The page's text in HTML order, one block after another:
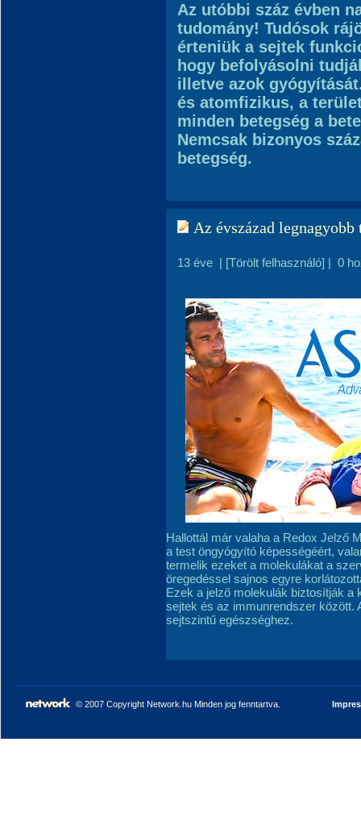
Az utóbbi száz évben
tudomány! Tudósok
érteniük a sejtek
hogy befolyásolni
illetve azok
és atomfizikus, a
minden betegség a
Nemcsak bizonyos
betegség.
Az évszázad
13 éve | [Törölt felhasználó] | 0
Hallottál már valaha a Redox Jelző
a test öngyógyító képességéért,
termelik ezeket a molekulákat a
öregedéssel sajnos egyre
Ezek a jelző molekulák biztosítják a
sejtek és az immunrendszer között.
sejtszintű egészséghez.
© 2007 Copyright Network.hu Minden jog fenntartva.